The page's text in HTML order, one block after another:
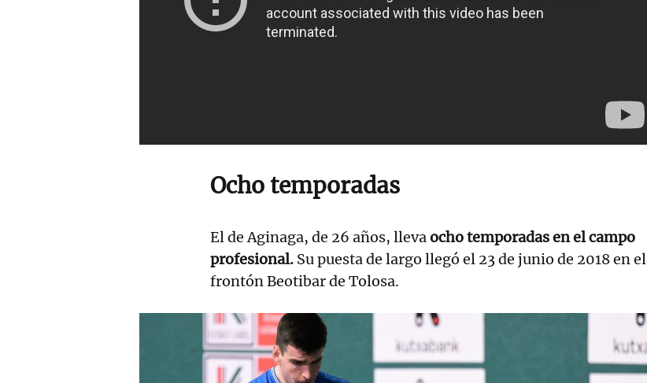
Ocho temporadas
El de Aginaga, de 26 años, llevaocho temporadas en el campo
profesional. Su puesta de largo llegó el 23 de junio de 2018 en el
frontón Beotibar de Tolosa.